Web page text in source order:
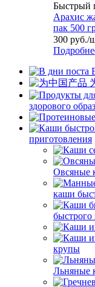
Быстрый
Арахис
пак 500
300 руб./
здорового
приготовления
Овсяные
каши
быстрого
крупы
Льняные